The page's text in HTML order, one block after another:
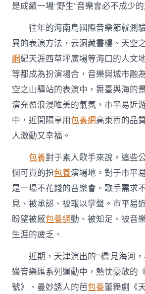
是成績一場“野生”音樂會必不成少的
往年的海南島國際音樂節就測
異的表演方法，云洞藏書樓、天空
網紀天涯西草坪廣場等海口的人文
等都成為扮演場合，音樂與城市融
空之山驛站的表演中，舞臺與海的
演充盈浪漫唯美的氣氛，市平易近
中，近間隔享用包養網高東西的品
人激動又幸福。
包養對于素人歌手來說，這些
個可貴的扮包養演場地。對于市平
是一場不花錢的音樂會。歌手需求
見、被承認、被報以掌聲。市平易
盼望被感包養網動、被知足、被音
生涯的疲乏。
近期，天津演出的“‘橋’見海河
邊音樂匯系列運動中，熱忱豪放的
號》、曼妙誘人的芭包養蕾舞劇《